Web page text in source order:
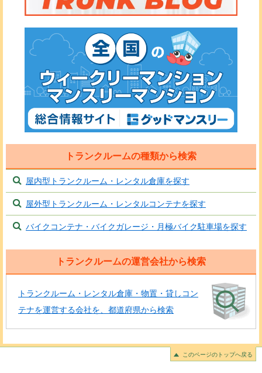
トランクルームの種類から検索
屋内型トランクルーム・レンタル倉庫を探す
屋外型トランクルーム・レンタルコンテナを探す
バイクコンテナ・バイクガレージ・月極バイク駐車場を探す
トランクルームの運営会社から検索
トランクルーム・レンタル倉庫・物置・貸しコン
テナを運営する会社を、都道府県から検索
このページのトップへ戻る